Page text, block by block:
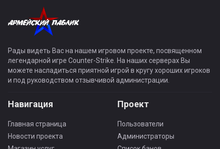
Рады видеть Вас на нашем игровом проекте, посвященном
легендарной игре Counter-Strike. На наших серверах Вы
можете насладиться приятной игрой в кругу хороших игроков
и под руководством отзывчивой администрации.
Навигация
Главная страница
Новости проекта
Проект
Пользователи
Администраторы